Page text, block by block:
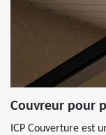
Couvreur pour
ICP Couverture est